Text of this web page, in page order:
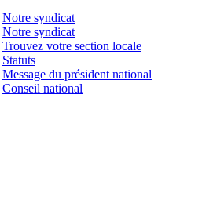
Notre syndicat
Notre syndicat
Trouvez votre section locale
Statuts
Message du président national
Conseil national